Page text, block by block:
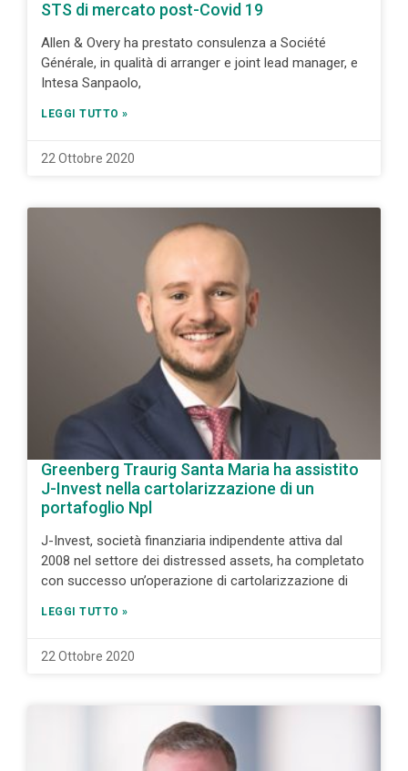
STS di mercato post-Covid 19
Allen & Overy ha prestato consulenza a Société
Générale, in qualità di arranger e joint lead manager, e
Intesa Sanpaolo,
LEGGI TUTTO »
22 Ottobre 2020
Greenberg Traurig Santa Maria ha assistito
J-Invest nella cartolarizzazione di un
portafoglio Npl
J-Invest, società finanziaria indipendente attiva dal
2008 nel settore dei distressed assets, ha completato
con successo un’operazione di cartolarizzazione di
LEGGI TUTTO »
22 Ottobre 2020